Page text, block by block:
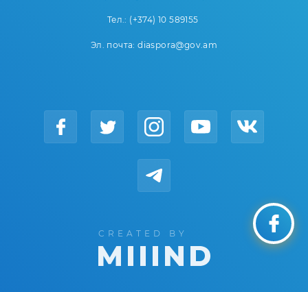
Тел.: (+374) 10 589155
Эл. почта: diaspora@gov.am
CREATED BY